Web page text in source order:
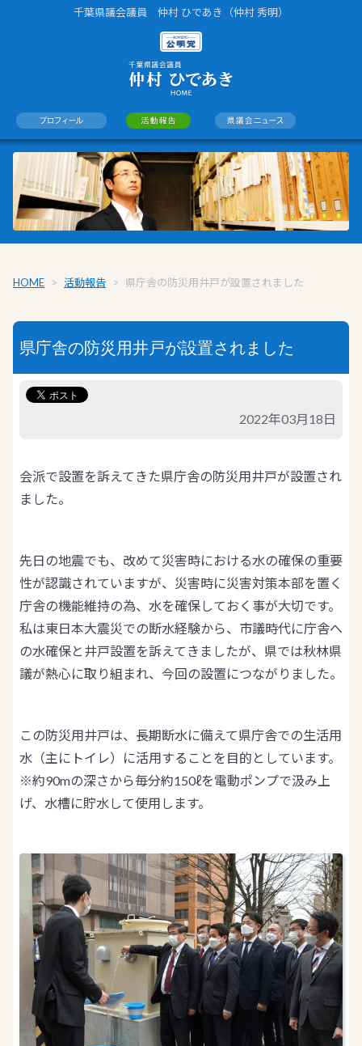
千葉県議会議員 仲村 ひであき（仲村 秀明）
HOME > 活動報告 > 県庁舎の防災用井戸が設置されました
県庁舎の防災用井戸が設置されました
2022年03月18日
会派で設置を訴えてきた県庁舎の防災用井戸が設置され
ました。
先日の地震でも、改めて災害時における水の確保の重要
性が認識されていますが、災害時に災害対策本部を置く
庁舎の機能維持の為、水を確保しておく事が大切です。
私は東日本大震災での断水経験から、市議時代に庁舎へ
の水確保と井戸設置を訴えてきましたが、県では秋林県
議が熱心に取り組まれ、今回の設置につながりました。
この防災用井戸は、長期断水に備えて県庁舎での生活用
水（主にトイレ）に活用することを目的としています。
※約90mの深さから毎分約150ℓを電動ポンプで汲み上
げ、水槽に貯水して使用します。